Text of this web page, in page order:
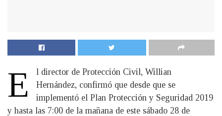
E
l director de Protección Civil, Willian
Hernández, confirmó que desde que se
implementó el Plan Protección y Seguridad 2019
y hasta las 7:00 de la mañana de este sábado 28 de